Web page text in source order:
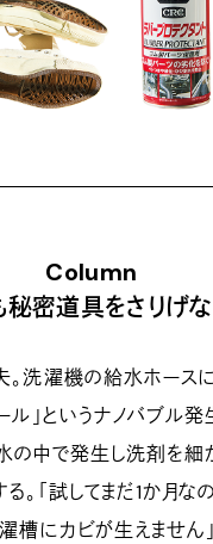
Column
密道具をさりげな
洗濯機の給水ホース
」というナノバブル発
の中で発生し洗剤を細
。「試してまだ1か月な
槽にカビが生えません」